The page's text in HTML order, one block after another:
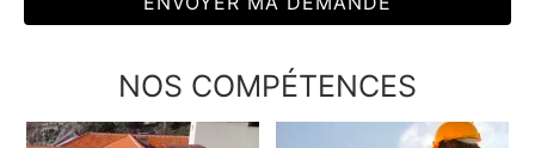
NOS COMPÉTENCES